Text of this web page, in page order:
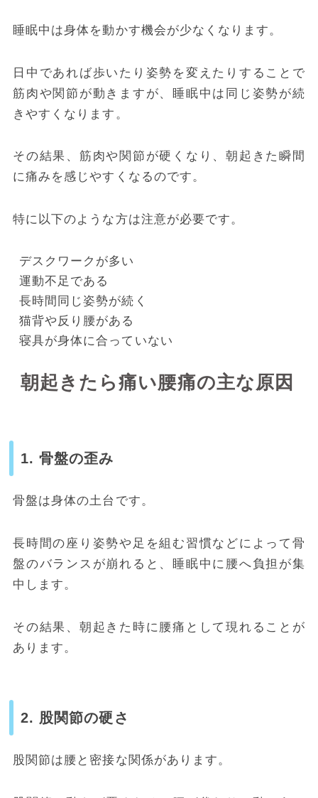
睡眠中は身体を動かす機会が少なくなります。
日中であれば歩いたり姿勢を変えたりすることで
筋肉や関節が動きますが、睡眠中は同じ姿勢が続
きやすくなります。
その結果、筋肉や関節が硬くなり、朝起きた瞬間
に痛みを感じやすくなるのです。
特に以下のような方は注意が必要です。
デスクワークが多い
運動不足である
長時間同じ姿勢が続く
猫背や反り腰がある
寝具が身体に合っていない
朝起きたら痛い腰痛の主な原因
1. 骨盤の歪み
骨盤は身体の土台です。
長時間の座り姿勢や足を組む習慣などによって骨
盤のバランスが崩れると、睡眠中に腰へ負担が集
中します。
その結果、朝起きた時に腰痛として現れることが
あります。
2. 股関節の硬さ
股関節は腰と密接な関係があります。